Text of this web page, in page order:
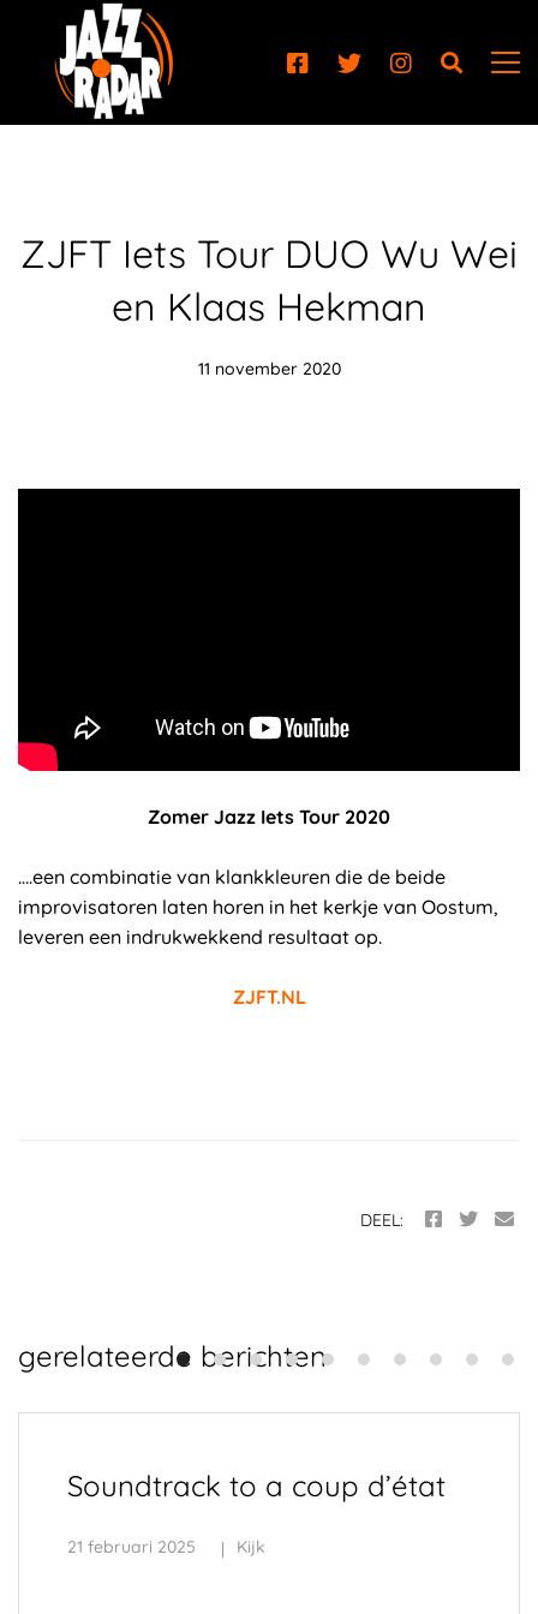
ZJFT Iets Tour DUO Wu Wei
en Klaas Hekman
11 november 2020
Zomer Jazz Iets Tour 2020
….een combinatie van klankkleuren die de beide
improvisatoren laten horen in het kerkje van Oostum,
leveren een indrukwekkend resultaat op.
ZJFT.NL
DEEL:
gerelateerde berichten
Soundtrack to a coup d’état
21 februari 2025 Kijk